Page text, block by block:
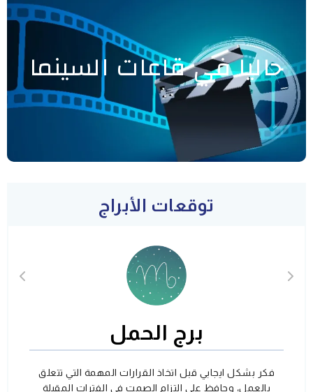
حاليا في قاعات السينما
توقعات الأبراج
برج الحمل
فكر بشكل ايجابي قبل اتخاذ القرارات المهمة التي تتعلق
بالعمل، وحافظ على التزام الصمت في الفترات المقبلة